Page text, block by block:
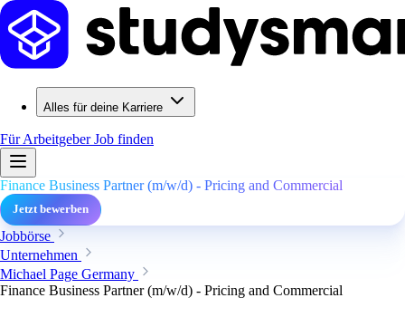
Alles für deine Karriere
Für ArbeitgeberJob finden
Finance Business Partner (m/w/d) - Pricing and Commercial
Jetzt bewerben
Jobbörse
Unternehmen
Michael Page Germany
Finance Business Partner (m/w/d) - Pricing and Commercial